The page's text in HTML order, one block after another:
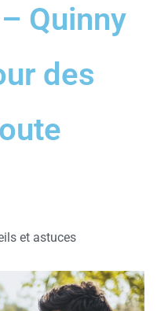
Quinny
des
et astuces